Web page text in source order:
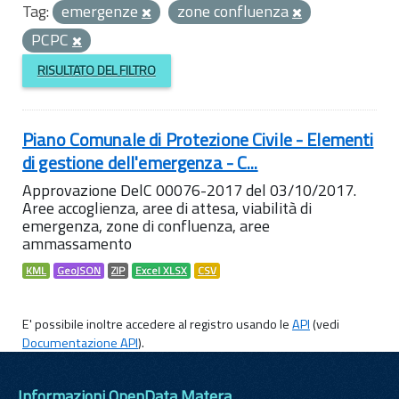
Tag: emergenze
zone confluenza
PCPC
RISULTATO DEL FILTRO
Piano Comunale di Protezione Civile - Elementi
di gestione dell'emergenza - C...
Approvazione DelC 00076-2017 del 03/10/2017.
Aree accoglienza, aree di attesa, viabilità di
emergenza, zone di confluenza, aree
ammassamento
KML GeoJSON ZIP Excel XLSX CSV
E' possibile inoltre accedere al registro usando leAPI(vedi
Documentazione API).